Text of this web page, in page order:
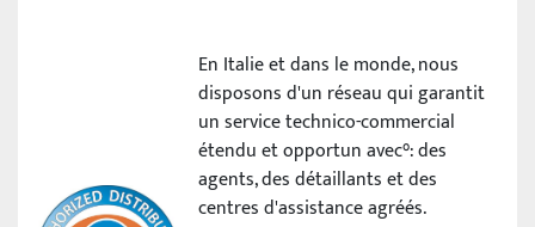
En Italie et dans le monde, nous
disposons d'un réseau qui garantit
un service technico-commercial
étendu et opportun avec°: des
agents, des détaillants et des
centres d'assistance agréés.